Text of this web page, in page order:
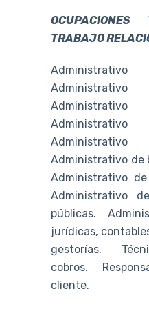
TRABAJO
Administrativo de
Administrativo
Administrativo
públicas.
jurídicas,
gestorías.
cobros.
cliente.